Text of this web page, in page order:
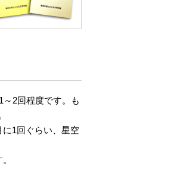
2回程度です。も
1回ぐらい、星空